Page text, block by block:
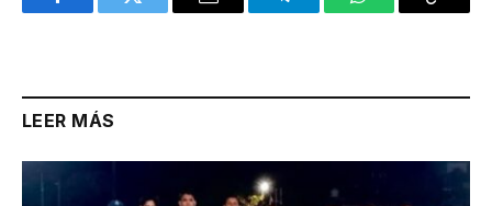
FacebookTwitter Email TelegramWhatsAppCopy
LEER MÁS